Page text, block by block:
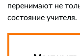
перенимают не
состояние учителя.